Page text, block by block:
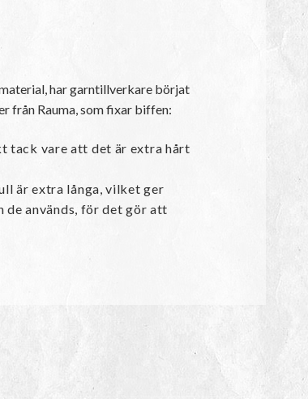
har garntillverkare börjat
från Rauma, som fixar biffen:
tack vare att det är extra hårt
är extra långa, vilket ger
de används, för det gör att